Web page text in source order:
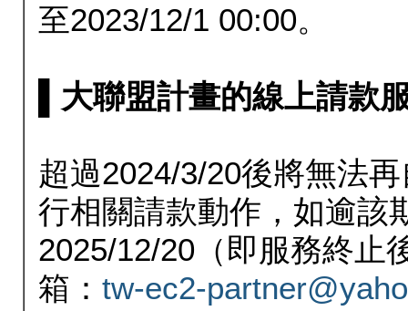
至2023/12/1 00:00。
▌大聯盟計畫的線上請款
超過2024/3/20後將無法
行相關請款動作，如逾該
2025/12/20（即服務終止
箱： tw-ec2-